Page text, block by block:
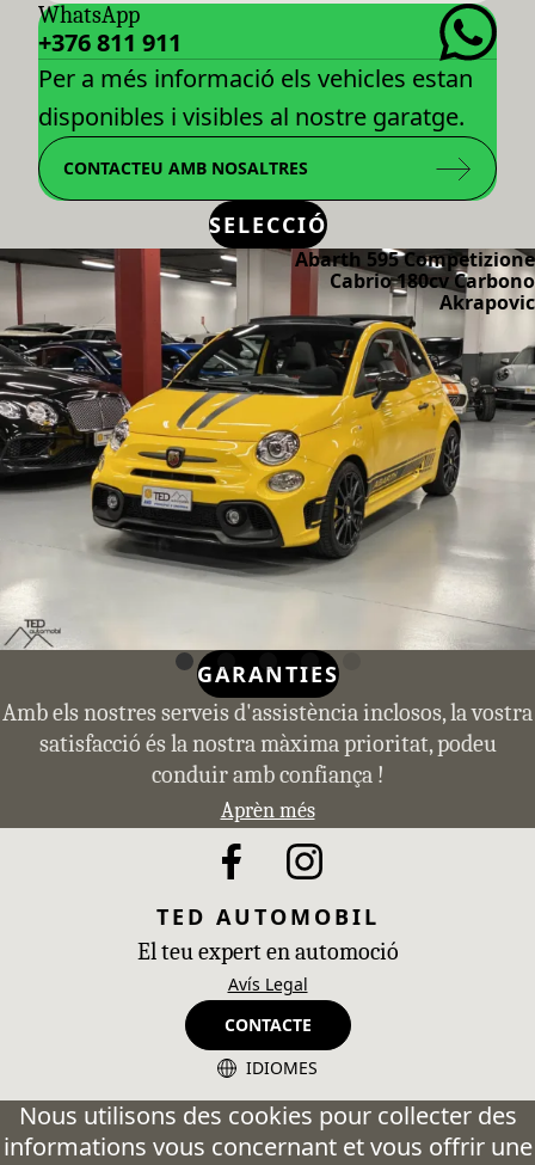
Nous utilisons des cookies pour collecter des
informations vous concernant et vous offrir une
WhatsApp
+376 811 911
Per a més informació els vehicles estan
disponibles i visibles al nostre garatge.
CONTACTEU AMB NOSALTRES
SELECCIÓ
Abarth 595 Competizione
Cabrio 180cv Carbono
Akrapovic
GARANTIES
Amb els nostres serveis d'assistència inclosos, la vostra
satisfacció és la nostra màxima prioritat, podeu
conduir amb confiança !
Aprèn més
TED AUTOMOBIL
El teu expert en automoció
Avís Legal
CONTACTE
IDIOMES
CA - Catalán
ES - Español